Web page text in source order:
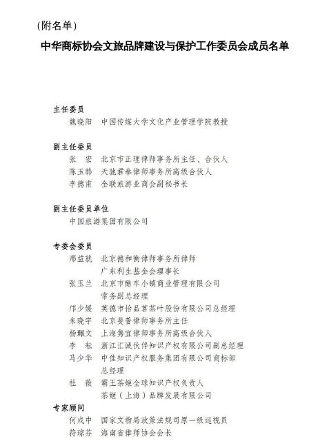
（附名单）
中华商标协会文旅品牌建设与保护工作委员会成员名单